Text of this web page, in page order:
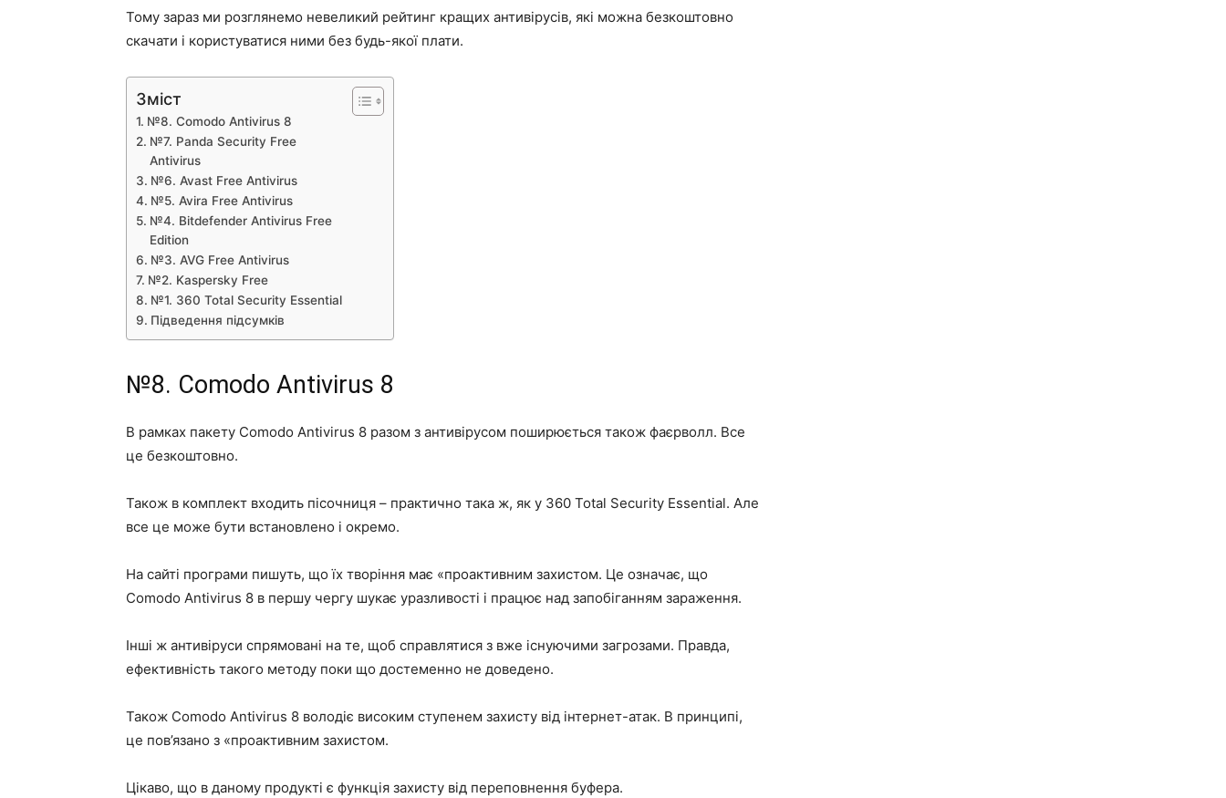
Тому зараз ми розглянемо невеликий рейтинг кращих антивірусів, які можна безкоштовно
скачати і користуватися ними без будь-якої плати.
Зміст
№8. Comodo Antivirus 8
№7. Panda Security Free
Antivirus
№6. Avast Free Antivirus
№5. Avira Free Antivirus
№4. Bitdefender Antivirus Free
Edition
№3. AVG Free Antivirus
№2. Kaspersky Free
№1. 360 Total Security Essential
Підведення підсумків
№8. Comodo Antivirus 8
В рамках пакету Comodo Antivirus 8 разом з антивірусом поширюється також фаєрволл. Все
це безкоштовно.
Також в комплект входить пісочниця – практично така ж, як у 360 Total Security Essential. Але
все це може бути встановлено і окремо.
На сайті програми пишуть, що їх творіння має «проактивним захистом. Це означає, що
Comodo Antivirus 8 в першу чергу шукає уразливості і працює над запобіганням зараження.
Інші ж антивіруси спрямовані на те, щоб справлятися з вже існуючими загрозами. Правда,
ефективність такого методу поки що достеменно не доведено.
Також Comodo Antivirus 8 володіє високим ступенем захисту від інтернет-атак. В принципі,
це пов’язано з «проактивним захистом.
Цікаво, що в даному продукті є функція захисту від переповнення буфера.